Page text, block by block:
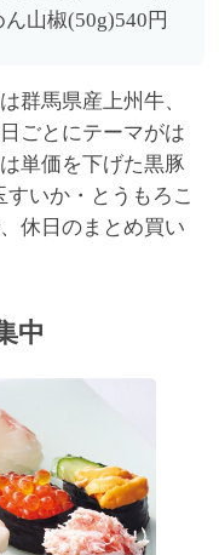
山椒(50g)540円
群馬県産上州牛、
ごとにテーマがは
単価を下げた黒豚
いか・とうもろこ
休日のまとめ買い
中